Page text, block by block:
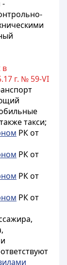
-
в
г. № 59-VI
такси;
РК от
РК от
РК от
РК от